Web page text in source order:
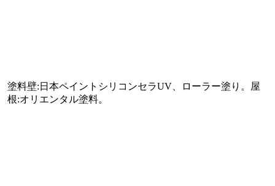
塗料壁:日本ペイントシリコンセラUV、ローラー塗り。屋
根:オリエンタル塗料。